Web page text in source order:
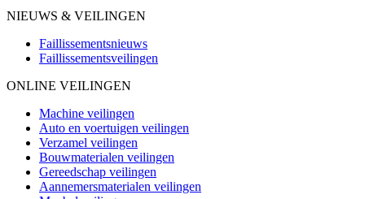
NIEUWS & VEILINGEN
Faillissementsnieuws
Faillissementsveilingen
ONLINE VEILINGEN
Machine veilingen
Auto en voertuigen veilingen
Verzamel veilingen
Bouwmaterialen veilingen
Gereedschap veilingen
Aannemersmaterialen veilingen